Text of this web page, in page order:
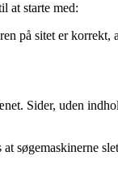
at starte med:
på sitet er korrekt,
Sider, uden
søgemaskinerne